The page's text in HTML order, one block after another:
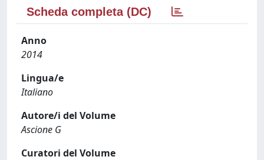
Scheda completa (DC)
Anno
2014
Lingua/e
Italiano
Autore/i del Volume
Ascione G
Curatori del Volume